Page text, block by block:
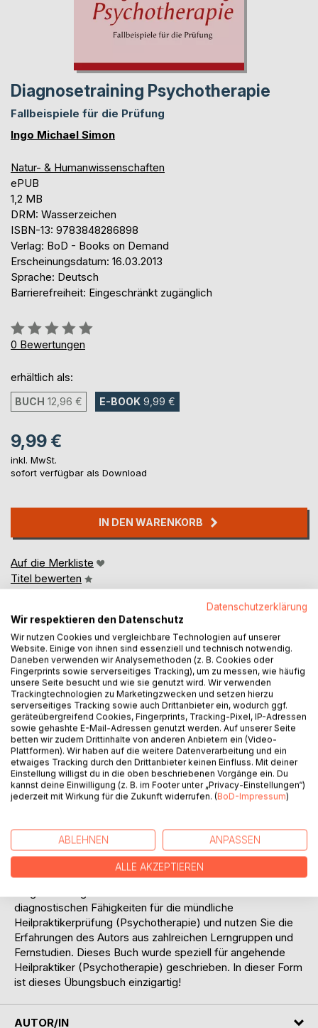
Diagnosetraining Psychotherapie
Fallbeispiele für die Prüfung
Ingo Michael Simon
Natur- & Humanwissenschaften
ePUB
1,2 MB
DRM: Wasserzeichen
ISBN-13: 9783848286898
Verlag: BoD - Books on Demand
Erscheinungsdatum: 16.03.2013
Sprache: Deutsch
Barrierefreiheit: Eingeschränkt zugänglich
Bewertung::
0%
0 Bewertungen
erhältlich als:
BUCH 12,96 € E-BOOK 9,99 €
9,99 €
inkl. MwSt.
sofort verfügbar als Download
IN DEN WARENKORB
Auf die Merkliste
Titel bewerten
BESCHREIBUNG
Aktualisierte Neuauflage 2010! Training mit Fallbeispielen
gehört heute zu jeder guten Prüfungsvorbereitung eines
Heilpraktikers für Psychotherapie. In diesem Buch üben Sie
Schritt für Schritt, indem zunächst alle typischen
Symptombereiche erläutert werden. Zu jedem Kapitel gibt
es eine Übungseinheit mit Klientenaussagen, aus denen der
Übungseinheit finden Sie Lösungsvorschläge zum
Kontrollieren Ihres Wissensstandes. In weiteren Kapiteln
werden die wichtigsten psychischen Störungen wiederholt
und eine Vielzahl an Fallschilderungen zum Einüben von
diagnostischen Fähigkeiten für die mündliche
Heilpraktikerprüfung (Psychotherapie) und nutzen Sie die
Erfahrungen des Autors aus zahlreichen Lerngruppen und
Fernstudien. Dieses Buch wurde speziell für angehende
Heilpraktiker (Psychotherapie) geschrieben. In dieser Form
ist dieses Übungsbuch einzigartig!
AUTOR/IN
Datenschutzerklärung
Wir respektieren den Datenschutz
Wir nutzen Cookies und vergleichbare Technologien auf unserer
Website. Einige von ihnen sind essenziell und technisch notwendig.
Daneben verwenden wir Analysemethoden (z. B. Cookies oder
Fingerprints sowie serverseitiges Tracking), um zu messen, wie häufig
unsere Seite besucht und wie sie genutzt wird. Wir verwenden
Trackingtechnologien zu Marketingzwecken und setzen hierzu
serverseitiges Tracking sowie auch Drittanbieter ein, wodurch ggf.
geräteübergreifend Cookies, Fingerprints, Tracking-Pixel, IP-Adressen
sowie gehashte E-Mail-Adressen genutzt werden. Auf unserer Seite
betten wir zudem Drittinhalte von anderen Anbietern ein (Video-
Plattformen). Wir haben auf die weitere Datenverarbeitung und ein
etwaiges Tracking durch den Drittanbieter keinen Einfluss. Mit deiner
Einstellung willigst du in die oben beschriebenen Vorgänge ein. Du
kannst deine Einwilligung (z. B. im Footer unter „Privacy-Einstellungen“)
jederzeit mit Wirkung für die Zukunft widerrufen. (BoD-Impressum)
ABLEHNEN ANPASSEN
ALLE AKZEPTIEREN